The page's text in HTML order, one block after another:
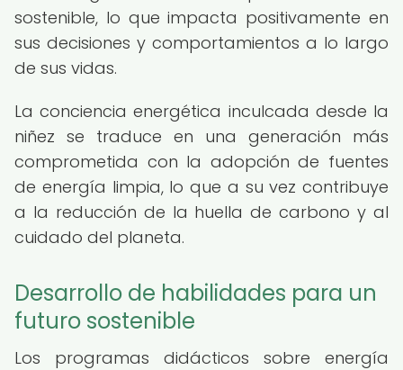
sostenible, lo que impacta positivamente en
sus decisiones y comportamientos a lo largo
de sus vidas.
La conciencia energética inculcada desde la
niñez se traduce en una generación más
comprometida con la adopción de fuentes
de energía limpia, lo que a su vez contribuye
a la reducción de la huella de carbono y al
cuidado del planeta.
Desarrollo de habilidades para un
futuro sostenible
Los programas didácticos sobre energía